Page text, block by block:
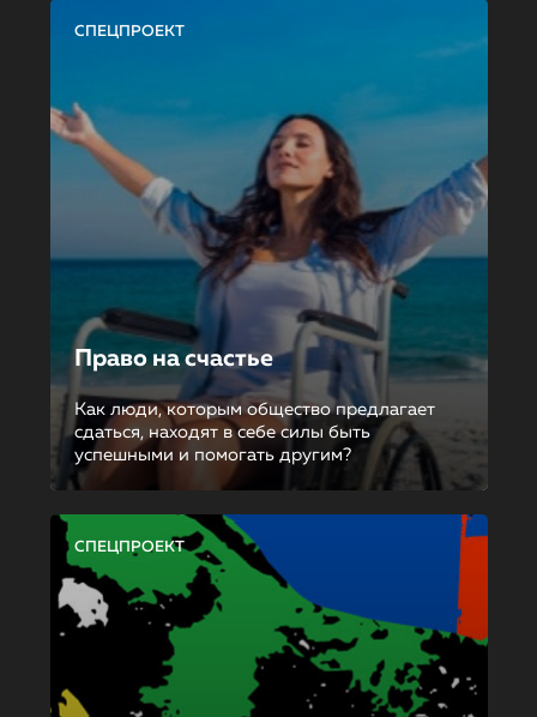
СПЕЦПРОЕКТ
Право на счастье
Как люди, которым общество предлагает
сдаться, находят в себе силы быть
успешными и помогать другим?
СПЕЦПРОЕКТ